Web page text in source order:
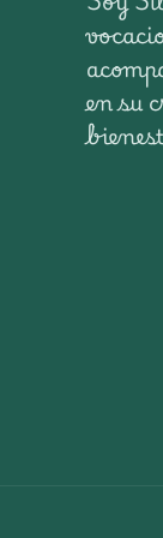
en su